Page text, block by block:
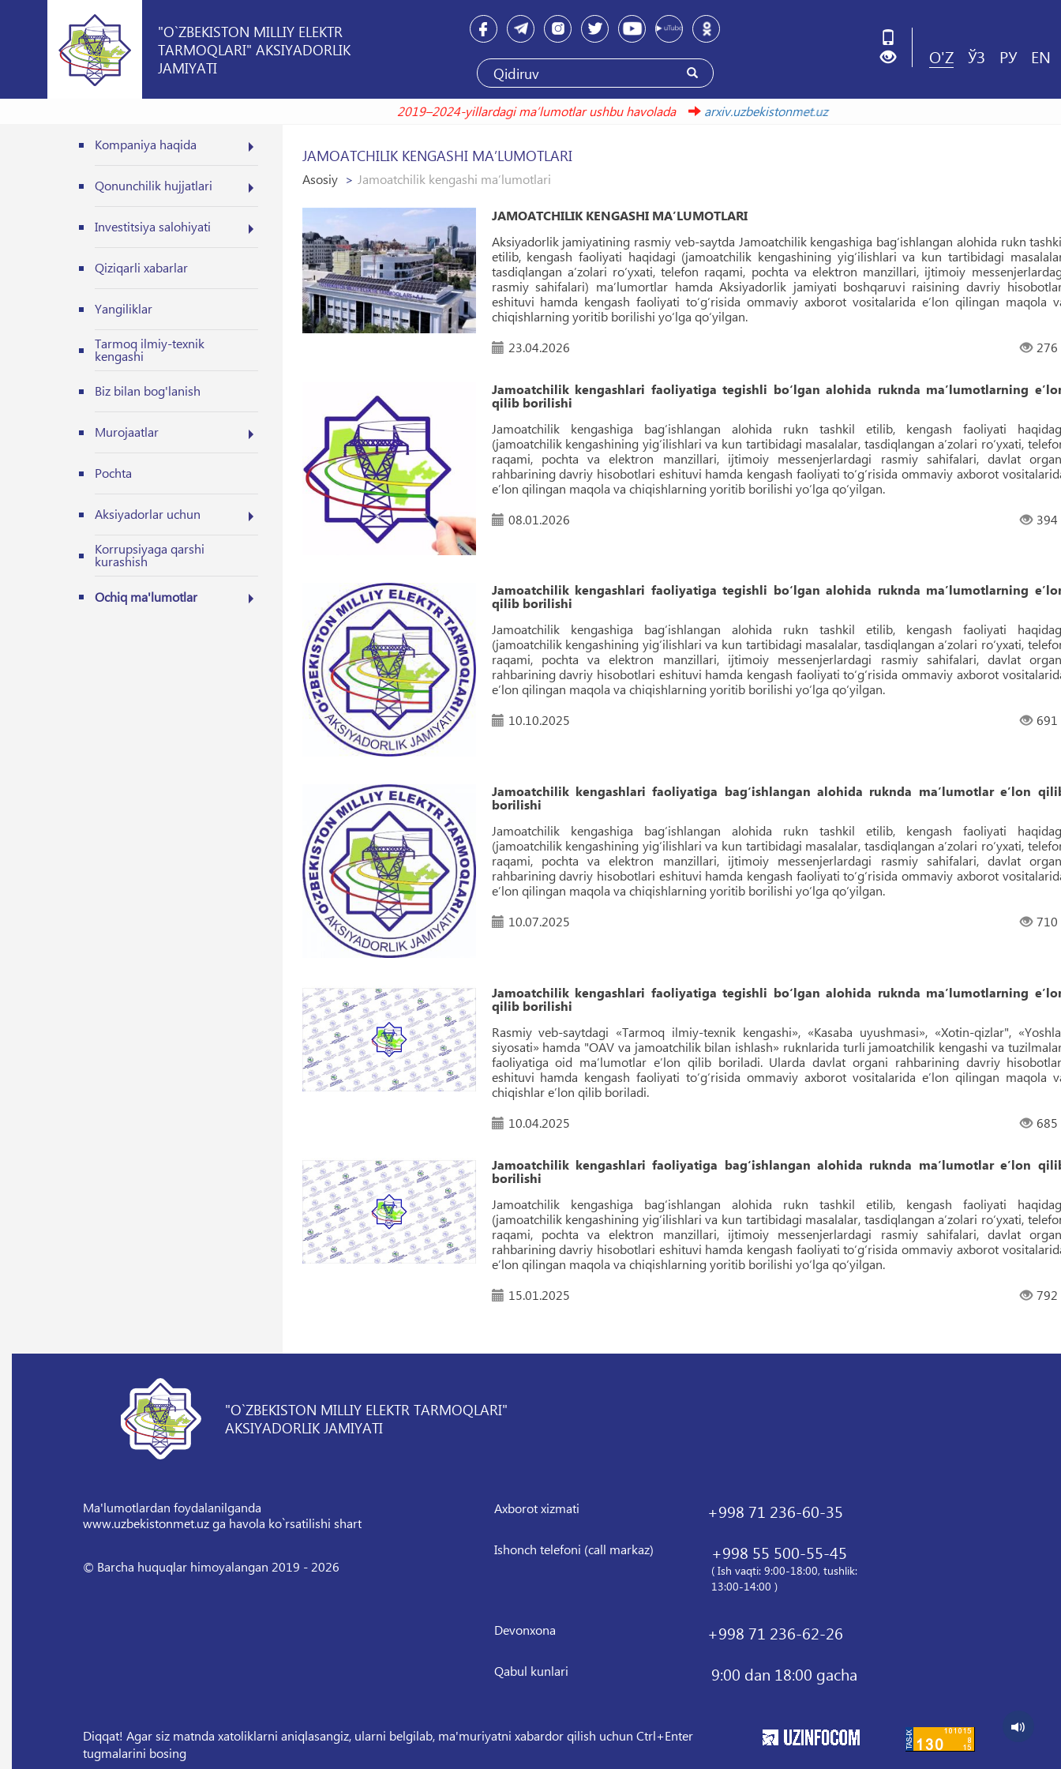
"O`ZBEKISTON MILLIY ELEKTR
TARMOQLARI" AKSIYADORLIK
JAMIYATI
O'Z ЎЗ РУ EN
2019–2024-yillardagi maʼlumotlar ushbu havolada
arxiv.uzbekistonmet.uz
Kompaniya haqida
Qonunchilik hujjatlari
Investitsiya salohiyati
Qiziqarli xabarlar
Yangiliklar
Tarmoq ilmiy-texnik
kengashi
Biz bilan bog'lanish
Murojaatlar
Pochta
Aksiyadorlar uchun
Korrupsiyaga qarshi
kurashish
Ochiq ma'lumotlar
JAMOATCHILIK KENGASHI MAʼLUMOTLARI
Asosiy Jamoatchilik kengashi maʼlumotlari
JAMOATCHILIK KENGASHI MAʼLUMOTLARI
Aksiyadorlik jamiyatining rasmiy veb-saytda Jamoatchilik kengashiga bag‘ishlangan alohida rukn
etilib, kengash faoliyati haqidagi (jamoatchilik kengashining yig‘ilishlari va kun tartibidagi
tasdiqlangan aʼzolari ro‘yxati, telefon raqami, pochta va elektron manzillari, ijtimoiy
rasmiy sahifalari) maʼlumortlar hamda Aksiyadorlik jamiyati boshqaruvi raisining davriy
eshituvi hamda kengash faoliyati to‘g‘risida ommaviy axborot vositalarida eʼlon qilingan maqola
chiqishlarning yoritib borilishi yo‘lga qo‘yilgan.
23.04.2026
276
Jamoatchilik kengashlari faoliyatiga tegishli bo‘lgan alohida ruknda maʼlumotlarning
qilib borilishi
Jamoatchilik kengashiga bag‘ishlangan alohida rukn tashkil etilib, kengash faoliyati
(jamoatchilik kengashining yig‘ilishlari va kun tartibidagi masalalar, tasdiqlangan aʼzolari ro‘yxati,
raqami, pochta va elektron manzillari, ijtimoiy messenjerlardagi rasmiy sahifalari, davlat
rahbarining davriy hisobotlari eshituvi hamda kengash faoliyati to‘g‘risida ommaviy axborot
eʼlon qilingan maqola va chiqishlarning yoritib borilishi yo‘lga qo‘yilgan.
08.01.2026
394
Jamoatchilik kengashlari faoliyatiga tegishli bo‘lgan alohida ruknda maʼlumotlarning
qilib borilishi
Jamoatchilik kengashiga bag‘ishlangan alohida rukn tashkil etilib, kengash faoliyati
(jamoatchilik kengashining yig‘ilishlari va kun tartibidagi masalalar, tasdiqlangan aʼzolari ro‘yxati,
raqami, pochta va elektron manzillari, ijtimoiy messenjerlardagi rasmiy sahifalari, davlat
rahbarining davriy hisobotlari eshituvi hamda kengash faoliyati to‘g‘risida ommaviy axborot
eʼlon qilingan maqola va chiqishlarning yoritib borilishi yo‘lga qo‘yilgan.
10.10.2025
691
Jamoatchilik kengashlari faoliyatiga bag‘ishlangan alohida ruknda maʼlumotlar eʼlon
borilishi
Jamoatchilik kengashiga bag‘ishlangan alohida rukn tashkil etilib, kengash faoliyati
(jamoatchilik kengashining yig‘ilishlari va kun tartibidagi masalalar, tasdiqlangan aʼzolari ro‘yxati,
raqami, pochta va elektron manzillari, ijtimoiy messenjerlardagi rasmiy sahifalari, davlat
rahbarining davriy hisobotlari eshituvi hamda kengash faoliyati to‘g‘risida ommaviy axborot
eʼlon qilingan maqola va chiqishlarning yoritib borilishi yo‘lga qo‘yilgan.
10.07.2025
710
Jamoatchilik kengashlari faoliyatiga tegishli bo‘lgan alohida ruknda maʼlumotlarning
qilib borilishi
Rasmiy veb-saytdagi «Tarmoq ilmiy-texnik kengashi», «Kasaba uyushmasi», «Xotin-qizlar",
siyosati» hamda "OAV va jamoatchilik bilan ishlash» ruknlarida turli jamoatchilik kengashi va
faoliyatiga oid maʼlumotlar eʼlon qilib boriladi. Ularda davlat organi rahbarining davriy
eshituvi hamda kengash faoliyati to‘g‘risida ommaviy axborot vositalarida eʼlon qilingan maqola
chiqishlar eʼlon qilib boriladi.
10.04.2025
685
Jamoatchilik kengashlari faoliyatiga bag‘ishlangan alohida ruknda maʼlumotlar eʼlon
borilishi
Jamoatchilik kengashiga bag‘ishlangan alohida rukn tashkil etilib, kengash faoliyati
(jamoatchilik kengashining yig‘ilishlari va kun tartibidagi masalalar, tasdiqlangan aʼzolari ro‘yxati,
raqami, pochta va elektron manzillari, ijtimoiy messenjerlardagi rasmiy sahifalari, davlat
rahbarining davriy hisobotlari eshituvi hamda kengash faoliyati to‘g‘risida ommaviy axborot
eʼlon qilingan maqola va chiqishlarning yoritib borilishi yo‘lga qo‘yilgan.
15.01.2025
792
"O`ZBEKISTON MILLIY ELEKTR TARMOQLARI"
AKSIYADORLIK JAMIYATI
Ma'lumotlardan foydalanilganda
www.uzbekistonmet.uz ga havola ko`rsatilishi shart
© Barcha huquqlar himoyalangan 2019 - 2026
Axborot xizmati +998 71 236-60-35
Ishonch telefoni (call markaz) +998 55 500-55-45
( Ish vaqti: 9:00-18:00, tushlik:
13:00-14:00 )
Devonxona +998 71 236-62-26
Qabul kunlari 9:00 dan 18:00 gacha
Diqqat! Agar siz matnda xatoliklarni aniqlasangiz, ularni belgilab, ma'muriyatni xabardor qilish uchun Ctrl+Enter
tugmalarini bosing